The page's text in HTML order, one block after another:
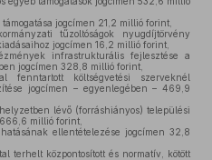
jogcímen 21,2 millió forint,
tűzoltóságok nyugdíjtörvény
jogcímen 16,2 millió forint,
infrastrukturális fejlesztése a
jogcímen 328,8 millió forint,
fenntartott költségvetési szerveknél
jogcímen – egyenlegében – 469,9
lévő (forráshiányos) települési
millió forint,
ellentételezése jogcímen 32,8
terhelt központosított és normatív, kötött